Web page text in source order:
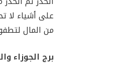
على أشياء لا
من المال
برج الجوزاء